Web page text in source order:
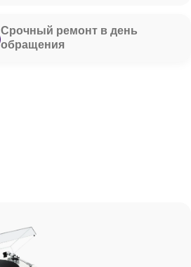
Срочный ремонт в день
обращения